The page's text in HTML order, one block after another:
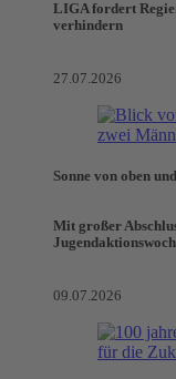
LIGA fordert
verhindern
27.07.2026
Sonne von oben
Mit großer
09.07.2026